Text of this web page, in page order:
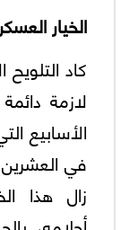
الخيار
كاد
لازمة
الأسابيع
زال هذا